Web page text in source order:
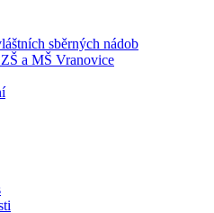
sběrných nádob
a MŠ Vranovice